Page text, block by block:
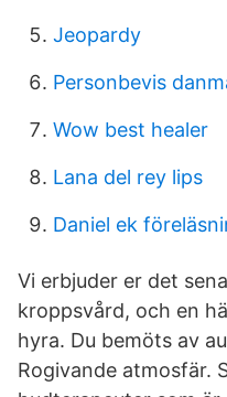
Jeopardy
Personbevis
Wow best healer
Lana del rey lips
Daniel ek
Vi erbjuder er det
kroppsvård, och en
hyra. Du bemöts av
Rogivande atmosfär.